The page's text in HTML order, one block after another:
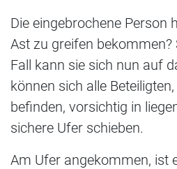
Die eingebrochene Person
Ast zu greifen bekommen?
Fall kann sie sich nun auf
können sich alle
befinden, vorsichtig in
sichere Ufer schieben.
Am Ufer angekommen, ist